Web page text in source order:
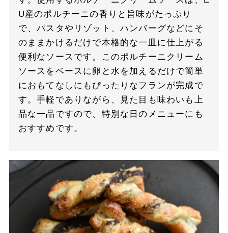
U産のポルチーニの香りと旨味がたっぷり
で、パスタやリゾット、ハンバーグなどにそ
のままかけるだけで本格的な一皿に仕上がる
便利なソースです。このポルチーニクリーム
ソースをベースに卵と水を加えるだけで簡単
におもてなしにもぴったりなフランが完成で
す。手軽でありながら、見た目も味わいも上
品な一品ですので、特別な日のメニューにも
おすすめです。